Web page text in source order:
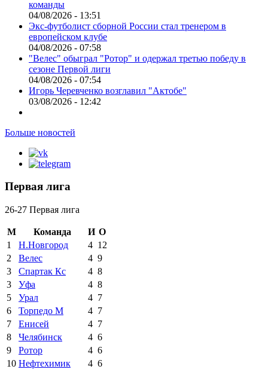
команды
04/08/2026 - 13:51
Экс-футболист сборной России стал тренером в
европейском клубе
04/08/2026 - 07:58
"Велес" обыграл "Ротор" и одержал третью победу в
сезоне Первой лиги
04/08/2026 - 07:54
Игорь Черевченко возглавил "Актобе"
03/08/2026 - 12:42
Больше новостей
Первая лига
26-27 Первая лига
М Команда И О
1
Н.Новгород 4 12
2
Велес 4 9
3
Спартак Кс 4 8
3
Уфа 4 8
5
Урал 4 7
6
Торпедо М 4 7
7
Енисей 4 7
8
Челябинск 4 6
9
Ротор 4 6
10 Нефтехимик 4 6